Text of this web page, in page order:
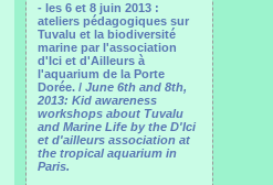
- les 6 et 8 juin 2013 :
ateliers pédagogiques sur
Tuvalu et la biodiversité
marine par l'association
d'Ici et d'Ailleurs à
l'aquarium de la Porte
Dorée. / June 6th and 8th,
2013: Kid awareness
workshops about Tuvalu
and Marine Life by the D'Ici
et d'ailleurs association at
the tropical aquarium in
Paris.